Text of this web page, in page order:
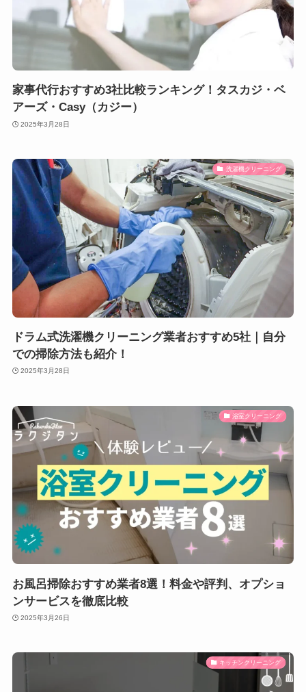
家事代行おすすめ3社比較ランキング！タスカジ・ベ
アーズ・Casy（カジー）
2025年3月28日
洗濯機クリーニング
ドラム式洗濯機クリーニング業者おすすめ5社｜自分
での掃除方法も紹介！
2025年3月28日
浴室クリーニング
お風呂掃除おすすめ業者8選！料金や評判、オプショ
ンサービスを徹底比較
2025年3月26日
キッチンクリーニング